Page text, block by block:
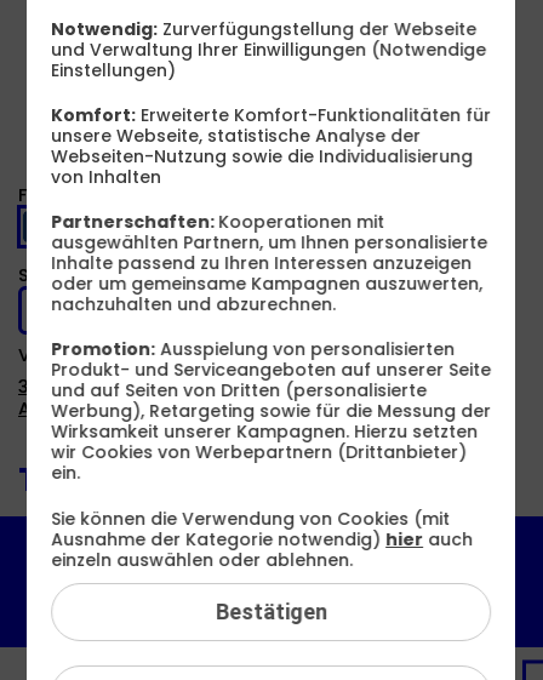
Produkt- und Sicherheitsinformationen
Farbe -
Speicher -128 GB
128 GB
256 GB
Verfügbarkeit -Sofort lieferbar
3 Monate Apple Music zusätzlich
Auf Wunsch Handyversicherung ab 3,99 €
Tarif auswählen:
6 GB
29,99 €
12 GB
mtl.
16 GB
mtl.
42,99 €
Notwendig: Zurverfügungstellung der Webseite
und Verwaltung Ihrer Einwilligungen (Notwendige
Einstellungen)
Komfort: Erweiterte Komfort-Funktionalitäten für
unsere Webseite, statistische Analyse der
Webseiten-Nutzung sowie die Individualisierung
von Inhalten
Partnerschaften: Kooperationen mit
ausgewählten Partnern, um Ihnen personalisierte
Inhalte passend zu Ihren Interessen anzuzeigen
oder um gemeinsame Kampagnen auszuwerten,
nachzuhalten und abzurechnen.
Promotion: Ausspielung von personalisierten
Produkt- und Serviceangeboten auf unserer Seite
und auf Seiten von Dritten (personalisierte
Werbung), Retargeting sowie für die Messung der
Wirksamkeit unserer Kampagnen. Hierzu setzten
wir Cookies von Werbepartnern (Drittanbieter)
ein.
Sie können die Verwendung von Cookies (mit
Ausnahme der Kategorie notwendig) hier auch
einzeln auswählen oder ablehnen.
Bestätigen